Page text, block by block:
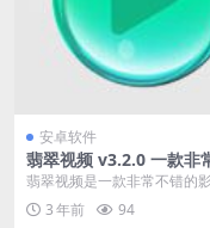
安卓软件
翡翠视频 v3.2.0 一款非
的影视播放软件
翡翠视频是一款非常不错的
放软件。用户可以在该软件
到当下最新最热的电视...
3 年前 94